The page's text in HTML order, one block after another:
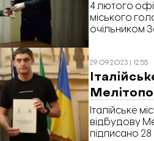
4 лютого
міського
очільником
29.09.2023 | 12:55
Італійське
відбудову
підписано